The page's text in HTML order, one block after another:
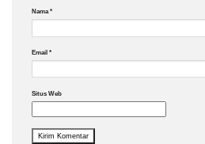
Nama*
Email *
Situs Web